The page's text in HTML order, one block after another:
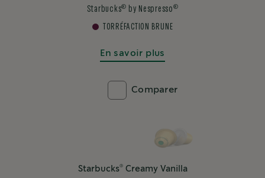
Starbucks® by Nespresso ®
TORRÉFACTION BRUNE
En savoir plus
Comparer